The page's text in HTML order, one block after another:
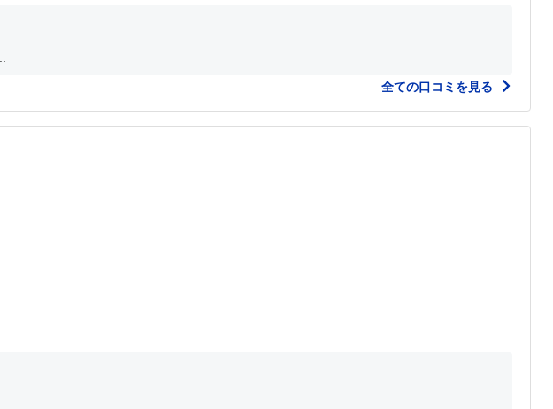
全ての口コミを見る